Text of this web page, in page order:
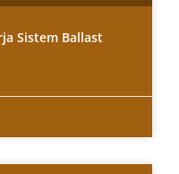
Sistem Ballast